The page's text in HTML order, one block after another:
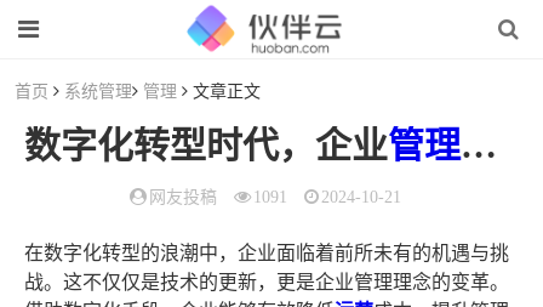
首页 系统管理 管理 文章正文
数字化转型时代，企业管理如
网友投稿 1091 2024-10-21
在数字化转型的浪潮中，企业面临着前所未有的机遇与挑
战。这不仅仅是技术的更新，更是企业管理理念的变革。